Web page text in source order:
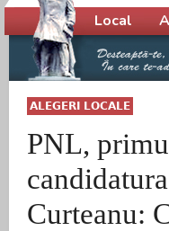
ALEGERI LOCALE
PNL,
Curteanu:
Local